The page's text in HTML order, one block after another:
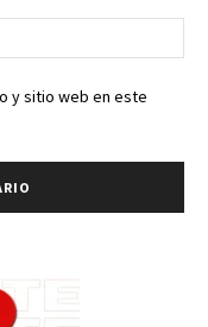
y sitio web en este